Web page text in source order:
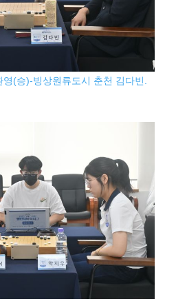
(승)-빙상원류도시 춘천 김다빈.